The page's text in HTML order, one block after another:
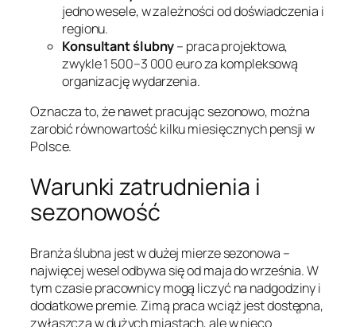
jedno wesele, w zależności od doświadczenia i
regionu.
Konsultant ślubny– praca projektowa,
zwykle 1 500–3 000 euro za kompleksową
organizację wydarzenia.
Oznacza to, że nawet pracując sezonowo, można
zarobić równowartość kilku miesięcznych pensji w
Polsce.
Warunki zatrudnienia i
sezonowość
Branża ślubna jest w dużej mierze sezonowa –
najwięcej wesel odbywa się od maja do września. W
tym czasie pracownicy mogą liczyć na nadgodziny i
dodatkowe premie. Zimą praca wciąż jest dostępna,
zwłaszcza w dużych miastach, ale w nieco